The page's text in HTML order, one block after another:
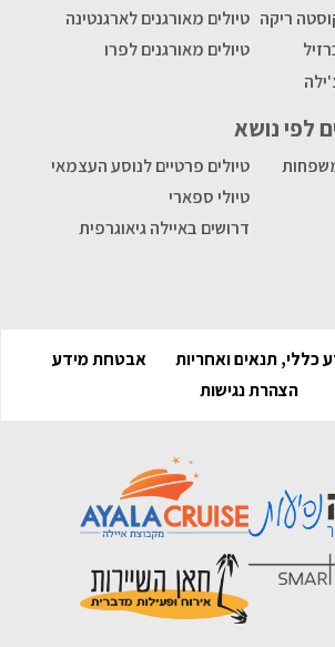
ריקה טיולים מאורגנים לארגנטינה
טיולים מאורגנים לפרו
לפי נושא
טיולים פרטיים לנוסע העצמאי
טיולי ספארי
דרושים באיילה גיאוגרפית
כללי, תנאים ואחריות
אבטחת מידע
הצהרת נגישות